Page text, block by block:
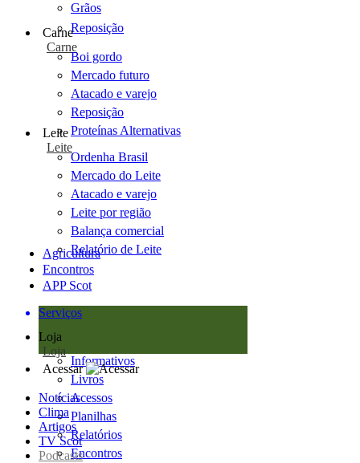
Grãos
Reposição
Carne
Carne
Boi gordo
Mercado futuro
Atacado e varejo
Reposição
Proteínas Alternativas
Leite
Leite
Ordenha Brasil
Mercado do Leite
Atacado e varejo
Leite por região
Balança comercial
Relatório de Leite
Agricultura
Encontros
APP Scot
Serviços
Loja
Loja
Informativos
Livros
Acessos
Planilhas
Relatórios
Encontros
Acessar
Notícias
Clima
Artigos
TV Scot
Podcasts